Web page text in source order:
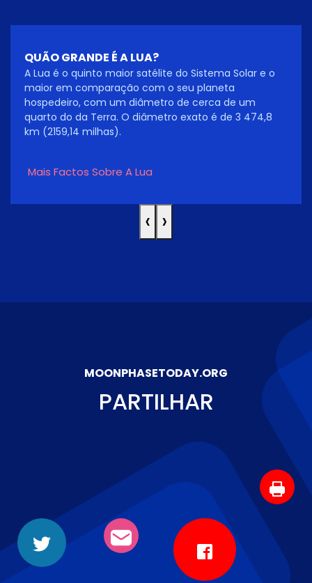
QUÃO GRANDE É A LUA?
A Lua é o quinto maior satélite do Sistema Solar e o
maior em comparação com o seu planeta
hospedeiro, com um diâmetro de cerca de um
quarto do da Terra. O diâmetro exato é de 3 474,8
km (2159,14 milhas).
Mais Factos Sobre A Lua
‹ ›
MOONPHASETODAY.ORG
PARTILHAR